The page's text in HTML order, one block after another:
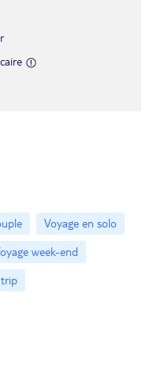
Voyage en solo
week-end